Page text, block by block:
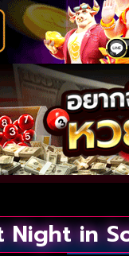
Night in